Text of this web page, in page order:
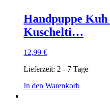
Handpuppe
Kuschelti…
12,99 €
Lieferzeit: 2 - 7 Tage
In den Warenkorb